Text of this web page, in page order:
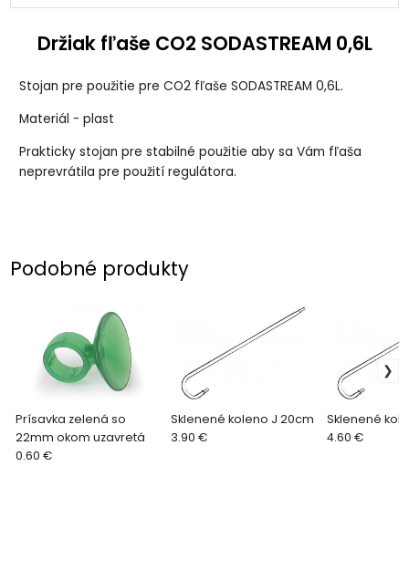
Držiak fľaše CO2 SODASTREAM 0,6L
Stojan pre použitie pre CO2 fľaše SODASTREAM 0,6L.
Materiál - plast
Prakticky stojan pre stabilné použitie aby sa Vám fľaša
neprevrátila pre použití regulátora.
Podobné produkty
Prísavka zelená so
22mm okom uzavretá
0.60 €
Sklenené koleno J 20cm
3.90 €
Sklenené
4.60 €